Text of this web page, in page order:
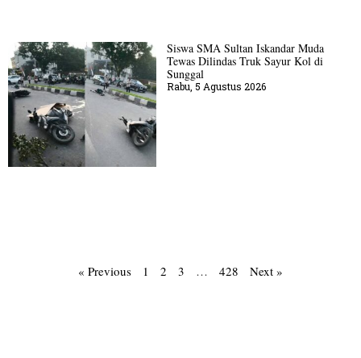
Siswa SMA Sultan Iskandar Muda
Tewas Dilindas Truk Sayur Kol di
Sunggal
Rabu, 5 Agustus 2026
« Previous 1 2 3 … 428 Next »